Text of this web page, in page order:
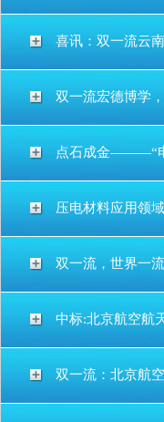
喜讯：双一流云
双一流宏德博学
点石成金———“
压电材料应用领
双一流，世界一
中标:北京航空航
双一流：北京航